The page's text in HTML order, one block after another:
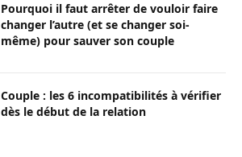
Pourquoi il faut arrêter de vouloir faire
changer l’autre (et se changer soi-
même) pour sauver son couple
Couple : les 6 incompatibilités à vérifier
dès le début de la relation